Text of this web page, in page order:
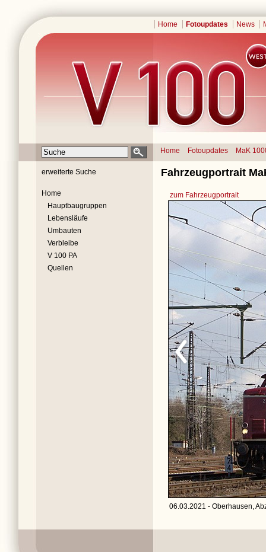
Home Fotoupdates News
Home Fotoupdates MaK
erweiterte Suche
Home
Hauptbaugruppen
Lebensläufe
Umbauten
Verbleibe
V 100 PA
Quellen
Fahrzeugportrait
zum Fahrzeugportrait
06.03.2021 - Oberhausen,